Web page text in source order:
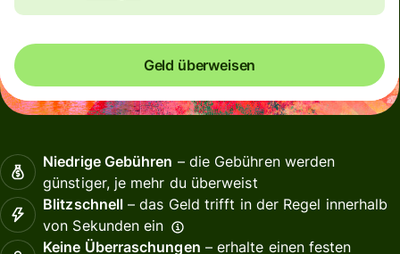
Geld überweisen
Niedrige Gebühren – die Gebühren werden
günstiger, je mehr du überweist
Blitzschnell – das Geld trifft in der Regel innerhalb
von Sekunden ein
Keine Überraschungen – erhalte einen festen